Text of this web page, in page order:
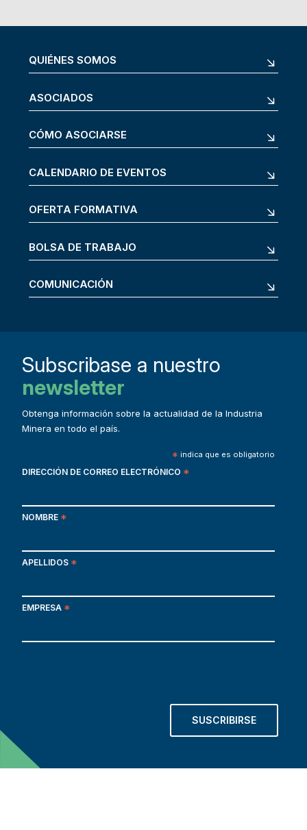
QUIÉNES SOMOS
ASOCIADOS
CÓMO ASOCIARSE
CALENDARIO DE EVENTOS
OFERTA FORMATIVA
BOLSA DE TRABAJO
COMUNICACIÓN
Subscribase a nuestro
newsletter
Obtenga información sobre la actualidad de la Industria
Minera en todo el país.
* indica que es obligatorio
DIRECCIÓN DE CORREO ELECTRÓNICO *
NOMBRE *
APELLIDOS *
EMPRESA *